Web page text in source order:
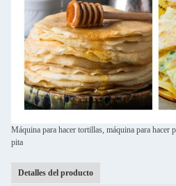
Máquina para hacer tortillas, máquina para hacer
pita
Detalles del producto